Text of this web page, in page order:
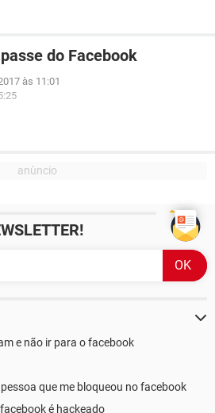
do Facebook
às 11:01
e não ir para o facebook
que me bloqueou no facebook
é hackeado